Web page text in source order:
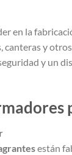
en la
y
y un
están